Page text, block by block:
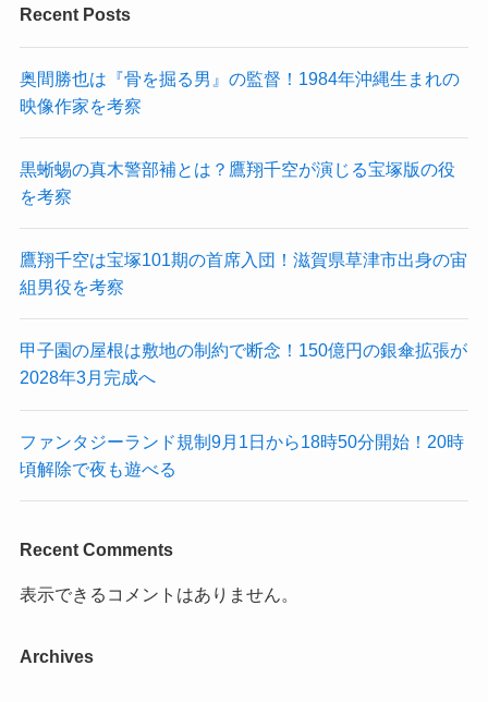
Recent Posts
奥間勝也は『骨を掘る男』の監督！1984年沖縄生まれの
映像作家を考察
黒蜥蜴の真木警部補とは？鷹翔千空が演じる宝塚版の役
を考察
鷹翔千空は宝塚101期の首席入団！滋賀県草津市出身の宙
組男役を考察
甲子園の屋根は敷地の制約で断念！150億円の銀傘拡張が
2028年3月完成へ
ファンタジーランド規制9月1日から18時50分開始！20時
頃解除で夜も遊べる
Recent Comments
表示できるコメントはありません。
Archives